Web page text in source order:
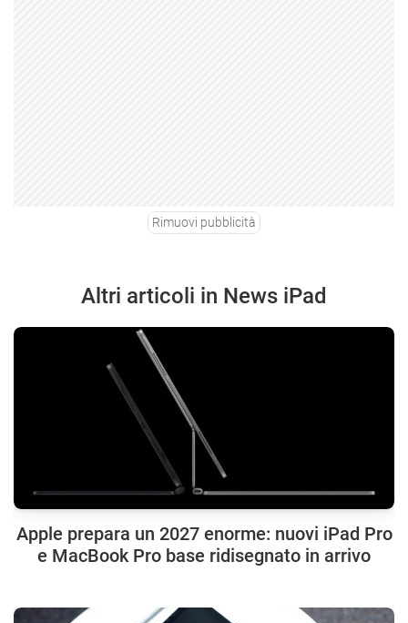
Rimuovi pubblicità
Altri articoli in News iPad
Apple prepara un 2027 enorme: nuovi iPad Pro
e MacBook Pro base ridisegnato in arrivo